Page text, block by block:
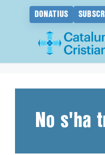
DONATIUS
No s'ha